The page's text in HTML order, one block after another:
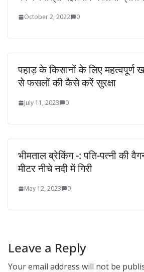
October 2, 2022 0
पहाड़ के किसानों के लिए महत्वपूर्ण
से फसलों की कैसे करें सुरक्षा
July 11, 2023 0
भीमताल ब्रेकिंग -: पति-पत्नी की
मीटर नीचे नदी में गिरी
May 12, 2023 0
Leave a Reply
Your email address will not be